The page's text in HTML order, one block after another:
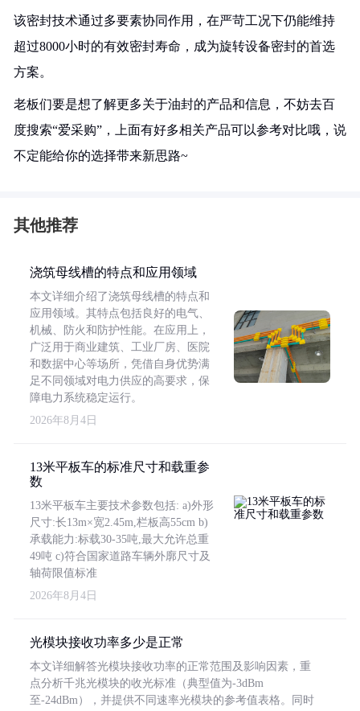
该密封技术通过多要素协同作用，在严苛工况下仍能维持
超过8000小时的有效密封寿命，成为旋转设备密封的首选
方案。
老板们要是想了解更多关于油封的产品和信息，不妨去百
度搜索“爱采购”，上面有好多相关产品可以参考对比哦，说
不定能给你的选择带来新思路~
其他推荐
浇筑母线槽的特点和应用领域
本文详细介绍了浇筑母线槽的特点和
应用领域。其特点包括良好的电气、
机械、防火和防护性能。在应用上，
广泛用于商业建筑、工业厂房、医院
和数据中心等场所，凭借自身优势满
足不同领域对电力供应的高要求，保
障电力系统稳定运行。
2026年8月4日
13米平板车的标准尺寸和载重参
数
13米平板车主要技术参数包括: a)外形
尺寸:长13m×宽2.45m,栏板高55cm b)
承载能力:标载30-35吨,最大允许总重
49吨 c)符合国家道路车辆外廓尺寸及
轴荷限值标准
2026年8月4日
光模块接收功率多少是正常
本文详细解答光模块接收功率的正常范围及影响因素，重
点分析千兆光模块的收光标准（典型值为-3dBm
至-24dBm），并提供不同速率光模块的参考值表格。同时